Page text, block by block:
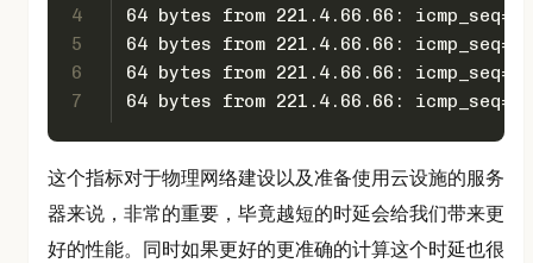
4
5
6
7
64 bytes from 221.4.66.66:
64 bytes from 221.4.66.66:
64 bytes from 221.4.66.66:
64 bytes from 221.4.66.66:
这个指标对于物理网络建设以及准备使用云设施的服务
器来说，非常的重要，毕竟越短的时延会给我们带来更
好的性能。同时如果更好的更准确的计算这个时延也很